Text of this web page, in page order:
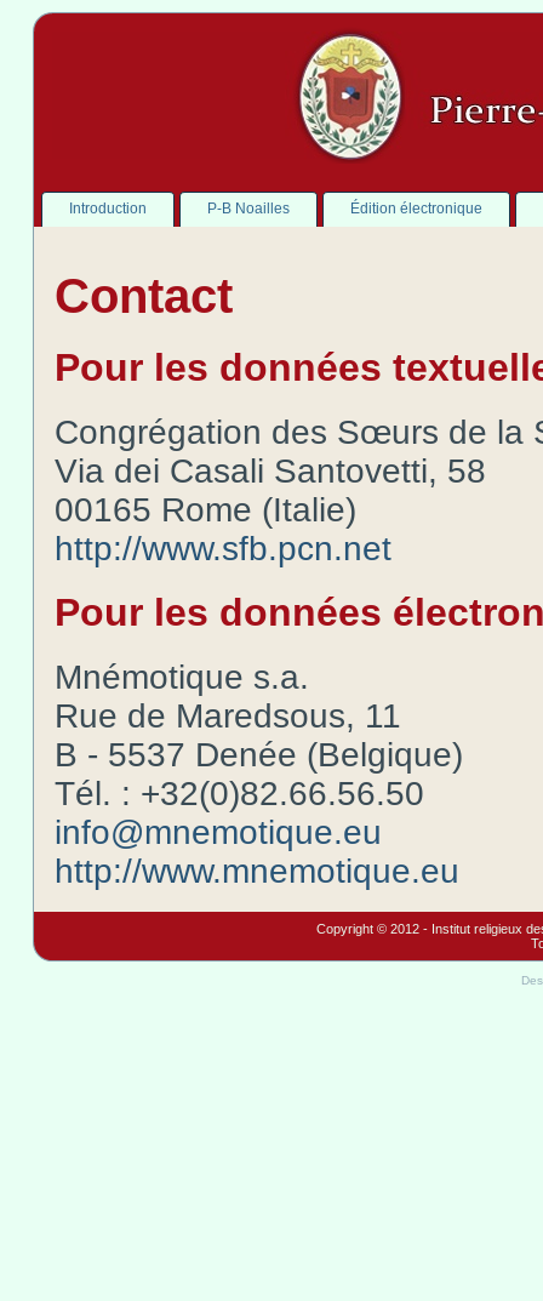
Introduction P-B Noailles Édition électronique
Contact
Pour les données
Congrégation des Sœurs de la
Via dei Casali Santovetti, 58
00165 Rome (Italie)
http://www.sfb.pcn.net
Pour les données
Mnémotique s.a.
Rue de Maredsous, 11
B - 5537 Denée (Belgique)
Tél. : +32(0)82.66.56.50
info@mnemotique.eu
http://www.mnemotique.eu
Copyright © 2012 - Institut religieux